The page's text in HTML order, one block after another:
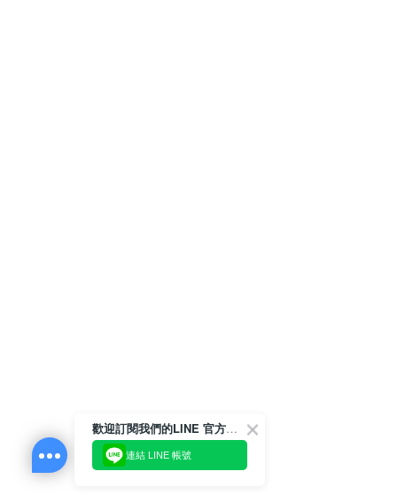
歡迎訂閱我們的LINE 官方帳號
連結 LINE 帳號